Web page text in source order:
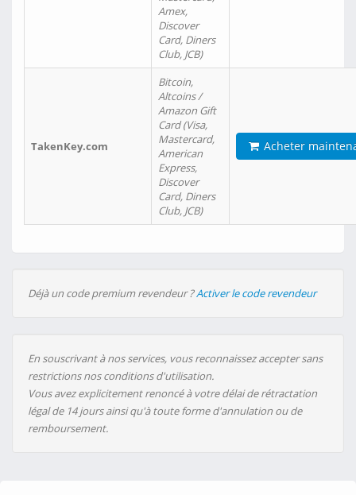
Amex,
Discover
Card, Diners
Club, JCB)
TakenKey.com
Bitcoin,
Altcoins /
Amazon Gift
Card (Visa,
Mastercard,
American
Express,
Discover
Card, Diners
Club, JCB)
Acheter
Déjà un code premium revendeur ?Activer le code revendeur
En souscrivant à nos services, vous reconnaissez accepter sans
restrictions nos conditions d'utilisation.
Vous avez explicitement renoncé à votre délai de rétractation
légal de 14 jours ainsi qu'à toute forme d'annulation ou de
remboursement.